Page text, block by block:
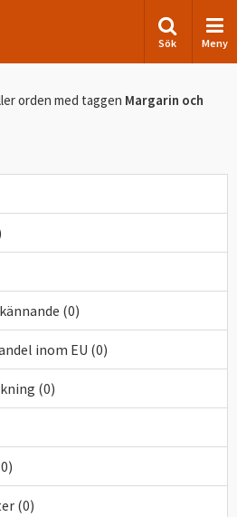
Sök Meny
orden med taggen Margarin och
(0)
inom EU (0)
(0)
(0)